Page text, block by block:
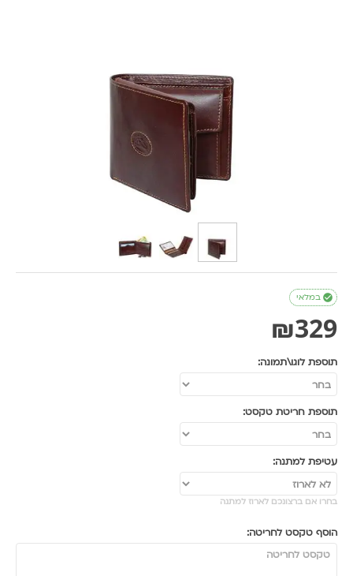
במלאי 
₪329
תוספת לוגו\תמונה:
תוספת חריטת טקסט:
עטיפת למתנה:
בחרו אם ברצונכם לארוז למתנה
הוסף טקסט לחריטה: